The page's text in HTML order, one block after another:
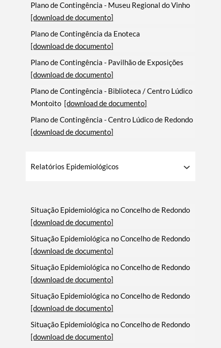
Plano de Contingência - Museu Regional do Vinho
[download de documento]
Plano de Contingência da Enoteca
[download de documento]
Plano de Contingência - Pavilhão de Exposições
[download de documento]
Plano de Contingência - Biblioteca / Centro Lúdico
Montoito [download de documento]
Plano de Contingência - Centro Lúdico de Redondo
[download de documento]
Relatórios Epidemiológicos
Situação Epidemiológica no Concelho de Redondo
[download de documento]
Situação Epidemiológica no Concelho de Redondo
[download de documento]
Situação Epidemiológica no Concelho de Redondo
[download de documento]
Situação Epidemiológica no Concelho de Redondo
[download de documento]
Situação Epidemiológica no Concelho de Redondo
[download de documento]